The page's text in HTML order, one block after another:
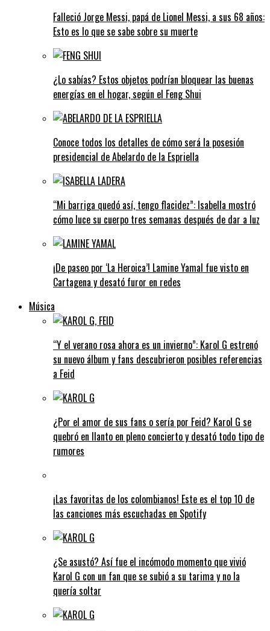
Falleció Jorge Messi, papá de Lionel Messi, a sus 68 años:
Esto es lo que se sabe sobre su muerte
¿Lo sabías? Estos objetos podrían bloquear las buenas
energías en el hogar, según el Feng Shui
Conoce todos los detalles de cómo será la posesión
presidencial de Abelardo de la Espriella
“Mi barriga quedó así, tengo flacidez”: Isabella mostró
cómo luce su cuerpo tres semanas después de dar a luz
¡De paseo por ‘La Heroica’! Lamine Yamal fue visto en
Cartagena y desató furor en redes
Música
“Y el verano rosa ahora es un invierno”: Karol G estrenó
su nuevo álbum y fans descubrieron posibles referencias
a Feid
¿Por el amor de sus fans o sería por Feid? Karol G se
quebró en llanto en pleno concierto y desató todo tipo de
rumores
¡Las favoritas de los colombianos! Este es el top 10 de
las canciones más escuchadas en Spotify
¿Se asustó? Así fue el incómodo momento que vivió
Karol G con un fan que se subió a su tarima y no la
quería soltar